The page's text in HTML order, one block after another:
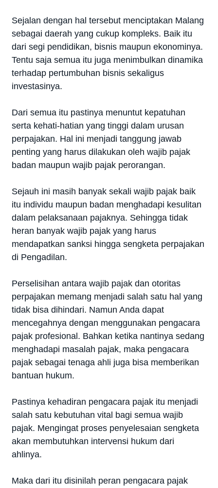
Sejalan dengan hal tersebut menciptakan Malang
sebagai daerah yang cukup kompleks. Baik itu
dari segi pendidikan, bisnis maupun ekonominya.
Tentu saja semua itu juga menimbulkan dinamika
terhadap pertumbuhan bisnis sekaligus
investasinya.
Dari semua itu pastinya menuntut kepatuhan
serta kehati-hatian yang tinggi dalam urusan
perpajakan. Hal ini menjadi tanggung jawab
penting yang harus dilakukan oleh wajib pajak
badan maupun wajib pajak perorangan.
Sejauh ini masih banyak sekali wajib pajak baik
itu individu maupun badan menghadapi kesulitan
dalam pelaksanaan pajaknya. Sehingga tidak
heran banyak wajib pajak yang harus
mendapatkan sanksi hingga sengketa perpajakan
di Pengadilan.
Perselisihan antara wajib pajak dan otoritas
perpajakan memang menjadi salah satu hal yang
tidak bisa dihindari. Namun Anda dapat
mencegahnya dengan menggunakan pengacara
pajak profesional. Bahkan ketika nantinya sedang
menghadapi masalah pajak, maka pengacara
pajak sebagai tenaga ahli juga bisa memberikan
bantuan hukum.
Pastinya kehadiran pengacara pajak itu menjadi
salah satu kebutuhan vital bagi semua wajib
pajak. Mengingat proses penyelesaian sengketa
akan membutuhkan intervensi hukum dari
ahlinya.
Maka dari itu disinilah peran pengacara pajak